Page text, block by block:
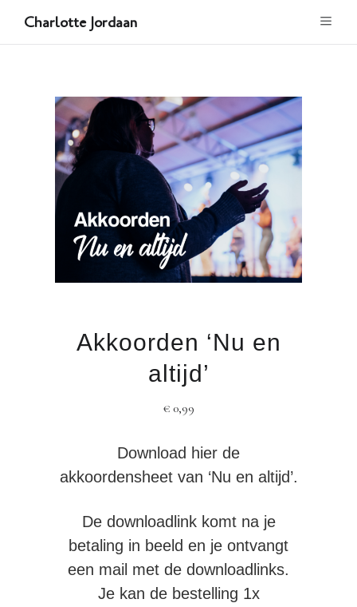
Charlotte Jordaan
Akkoorden ‘Nu en
altijd’
€ 0,99
Download hier de
akkoordensheet van ‘Nu en altijd’.
De downloadlink komt na je
betaling in beeld en je ontvangt
een mail met de downloadlinks.
Je kan de bestelling 1x